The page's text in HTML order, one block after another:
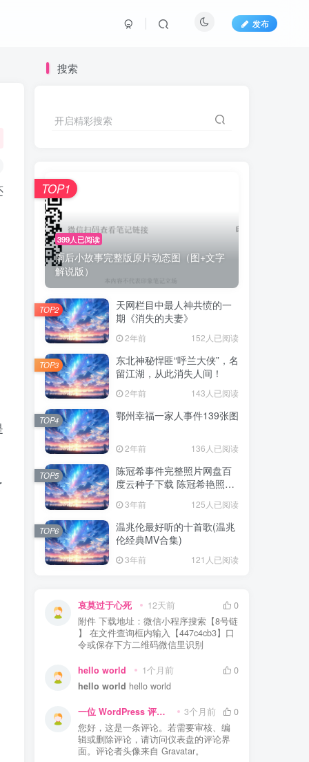
发布
搜索
开启精彩搜索
399人已阅读
雨后小故事完整版原片动态图（图+文字
解说版）
TOP1
天网栏目中最人神共愤的一
期《消失的夫妻》
2年前 152人已阅读
TOP2
东北神秘悍匪“呼兰大侠”，名
留江湖，从此消失人间！
2年前 143人已阅读
TOP3
鄂州幸福一家人事件139张图
2年前 136人已阅读
TOP4
陈冠希事件完整照片网盘百
度云种子下载 陈冠希艳照门
门全部图片观看
3年前 125人已阅读
TOP5
温兆伦最好听的十首歌(温兆
伦经典MV合集)
3年前 121人已阅读
TOP6
哀莫过于心死 12天前
0
附件 下载地址：微信小程序搜索【8号链
】 在文件查询框内输入【447c4cb3】口
令或保存下方二维码微信里识别
hello world 1个月前
0
hello world hello world
一位 WordPress 评论者 3个月前
0
您好，这是一条评论。若需要审核、编
辑或删除评论，请访问仪表盘的评论界
面。评论者头像来自 Gravatar。